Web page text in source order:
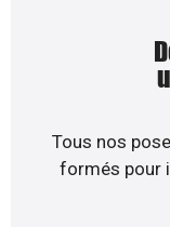
Tous nos
formés pour